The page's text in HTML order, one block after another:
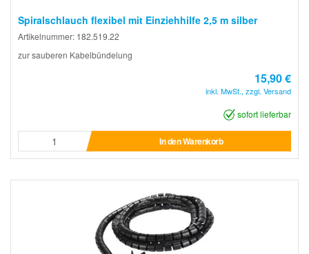
Spiralschlauch flexibel mit Einziehhilfe 2,5 m silber
Artikelnummer: 182.519.22
zur sauberen Kabelbündelung
15,90 €
inkl. MwSt., zzgl. Versand
sofort lieferbar
In den Warenkorb